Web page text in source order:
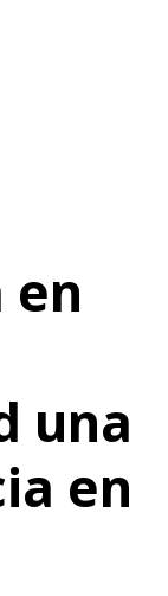
en
una
en